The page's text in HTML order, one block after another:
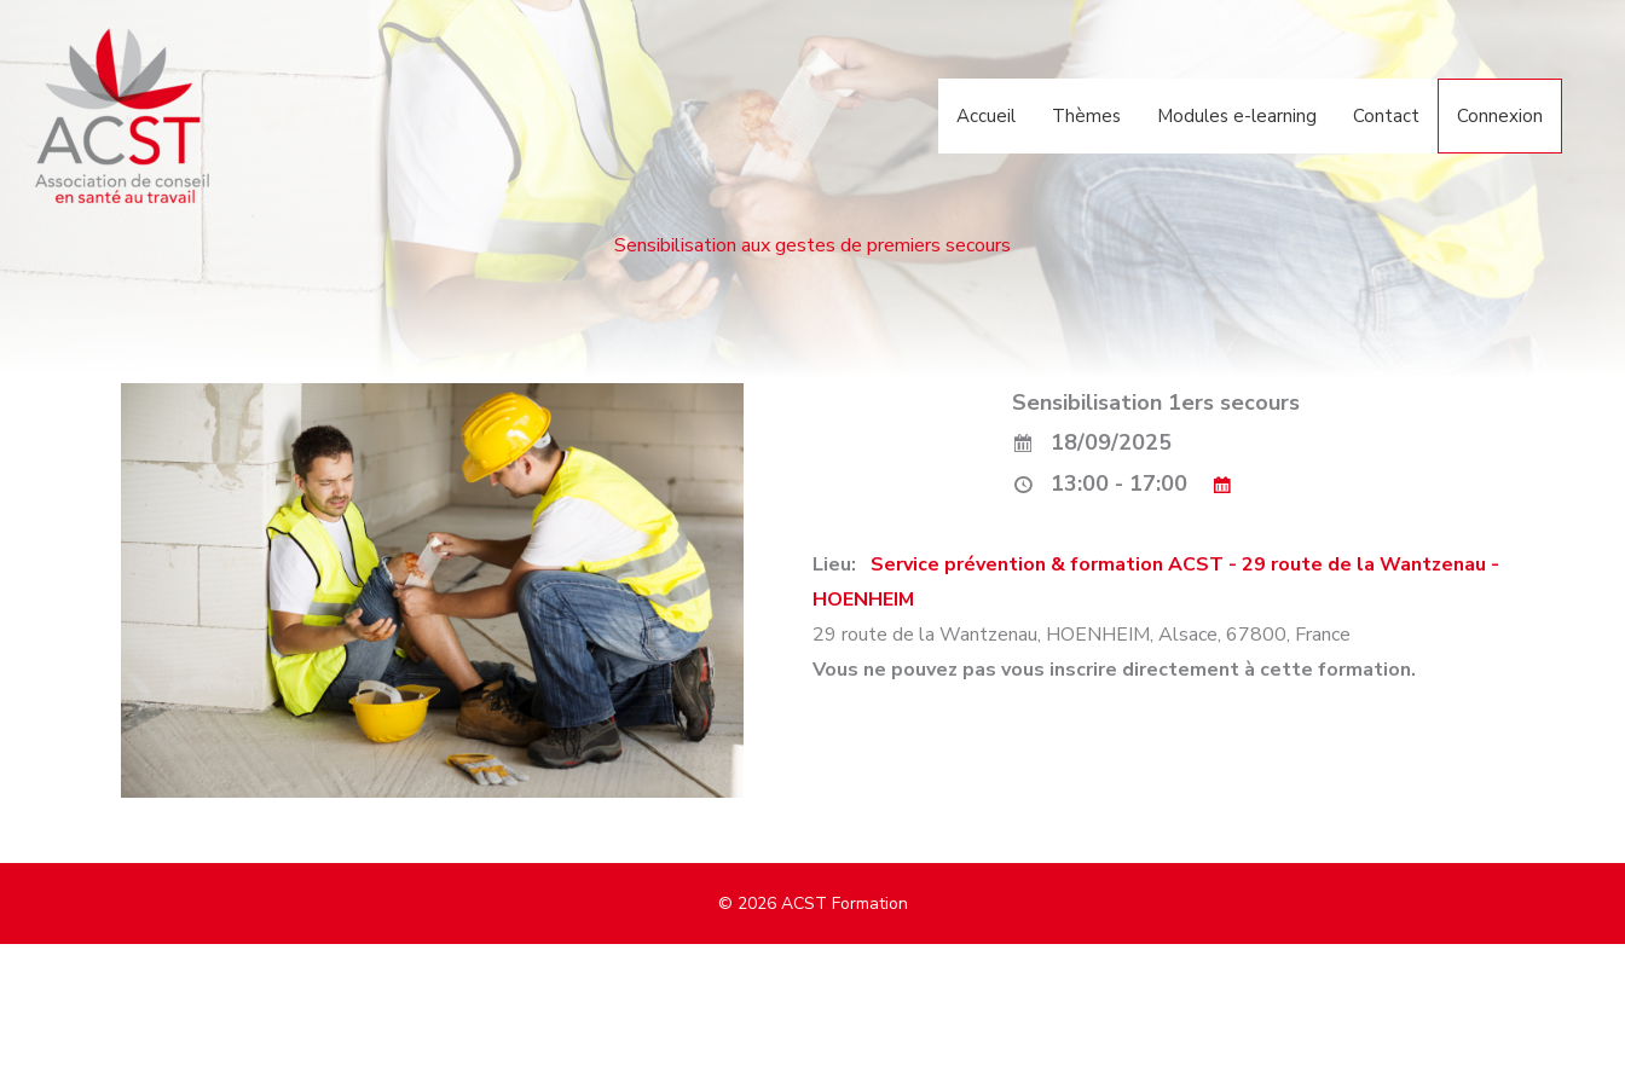
Accueil Thèmes Modules e-learning Contact Connexion
Sensibilisation aux gestes de premiers secours
Sensibilisation 1ers secours
18/09/2025
13:00 - 17:00
Lieu:
Service prévention & formation ACST - 29 route de la Wantzenau -
HOENHEIM
29 route de la Wantzenau, HOENHEIM, Alsace, 67800, France
Vous ne pouvez pas vous inscrire directement à cette formation.
© 2026 ACST Formation